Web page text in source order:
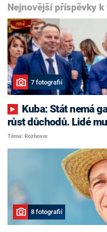
Nejnovější příspěvky k
7 fotografií
růst důchodů. Lidé
Téma: Rozhovor
8 fotografií